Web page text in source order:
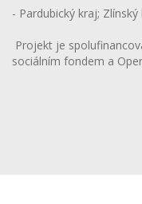
- Pardubický kraj; Zlínský
Projekt je
sociálním fondem a